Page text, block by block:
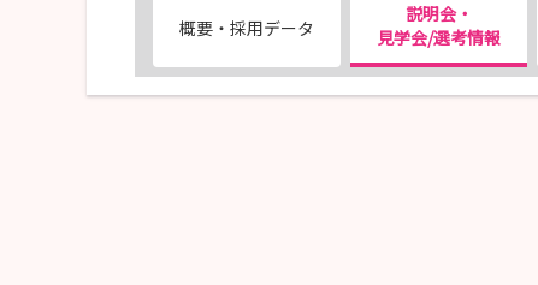
概要・採用データ
説明会・
見学会/選考情報